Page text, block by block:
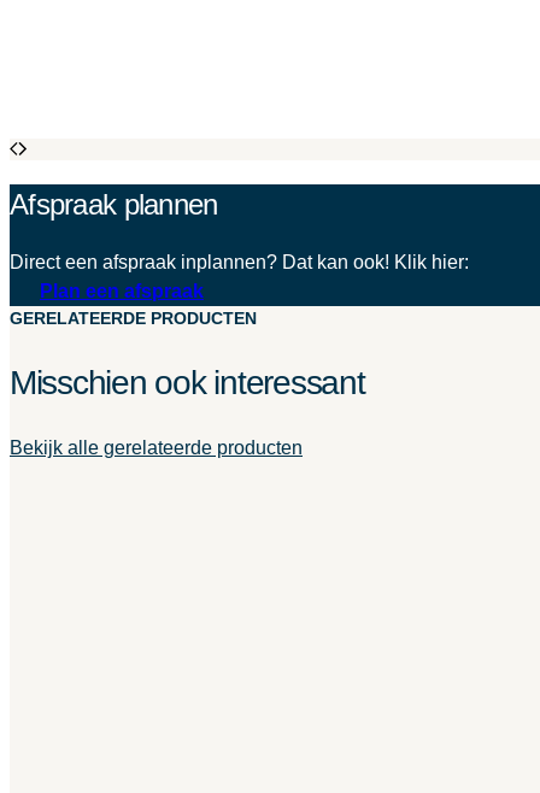
Afspraak plannen
Direct een afspraak inplannen? Dat kan ook! Klik hier:
Plan een afspraak
GERELATEERDE PRODUCTEN
Misschien ook interessant
Bekijk alle gerelateerde producten